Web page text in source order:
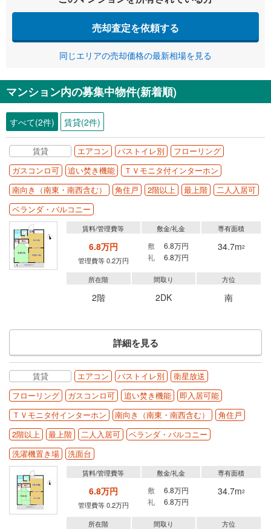
売却査定を依頼する
同じエリアの売却価格の最新相場を見る
マンション内の募集中物件(新着順)
すべて(2件) 賃貸(2件)
賃貸 エアコン バストイレ別
フローリング
ガスコンロ可
追い焚き機能
ＴＶモニタ付インターホン
南向き（南東・南西含む）
角住戸 2階以上 最上階
二人入居可
ベランダ・バルコニー
賃料/管理費等
6.8万円
管理費等 0.2万円
敷金/礼金
敷
6.8万円
礼
6.8万円
専有面積
34.7m2
所在階
2階
間取り
2DK
方位
南
詳細を見る
賃貸 エアコン バストイレ別
衛星放送
フローリング
ガスコンロ可 追い焚き機能
即入居可能
ＴＶモニタ付インターホン
南向き（南東・南西含む）
角住戸
2階以上
最上階 二人入居可
ベランダ・バルコニー
洗濯機置き場
洗面台
賃料/管理費等
6.8万円
管理費等 0.2万円
敷金/礼金
敷
6.8万円
礼
6.8万円
専有面積
34.7m2
所在階 間取り 方位